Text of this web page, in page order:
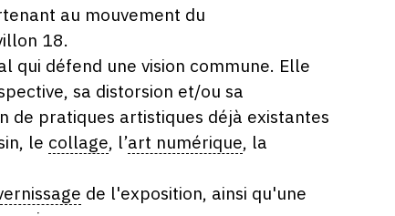
au mouvement du
18.
qui défend une vision commune. Elle
sa distorsion et/ou sa
de pratiques artistiques déjà existantes
le collage, l’art numérique, la
de l'exposition, ainsi qu'une